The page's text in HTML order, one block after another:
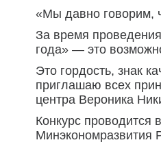
«Мы давно говорим,
За время
года» — это
Это гордость, знак
приглашаю всех
центра Вероника
Конкурс проводится
Минэкономразвития